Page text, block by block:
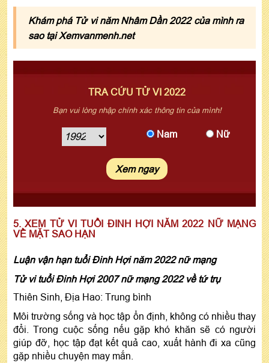
Khám phá Tử vi năm Nhâm Dần 2022 của mình ra
sao tại Xemvanmenh.net
TRA CỨU TỬ VI 2022
Bạn vui lòng nhập chính xác thông tin của mình!
Nam Nữ
5. XEM TỬ VI TUỔI ĐINH HỢI NĂM 2022 NỮ MẠNG
VỀ MẶT SAO HẠN
Luận vận hạn tuổi Đinh Hợi năm 2022 nữ mạng
Tử vi tuổi Đinh Hợi 2007 nữ mạng 2022 về tứ trụ
Thiên Sinh, Địa Hao: Trung bình
Môi trường sống và học tập ổn định, không có nhiều thay
đổi. Trong cuộc sống nếu gặp khó khăn sẽ có người
giúp đỡ, học tập đạt kết quả cao, xuất hành đi xa cũng
gặp nhiều chuyện may mắn.